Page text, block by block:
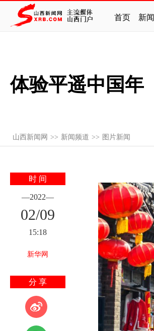
首页 新闻
体验平遥中国年
山西新闻网 >> 新闻频道 >> 图片新闻
时 间
—2022—
02/09
15:18
新华网
分 享